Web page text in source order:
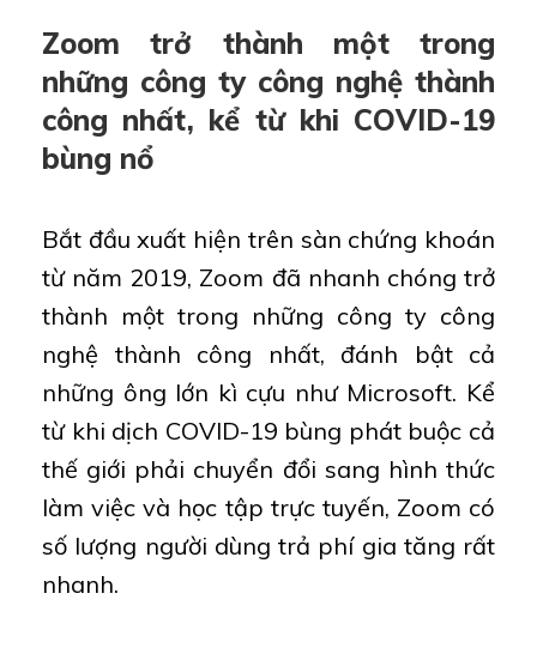
Zoom trở thành một trong
những công ty công nghệ thành
công nhất, kể từ khi COVID-19
bùng nổ
Bắt đầu xuất hiện trên sàn chứng khoán
từ năm 2019, Zoom đã nhanh chóng trở
thành một trong những công ty công
nghệ thành công nhất, đánh bật cả
những ông lớn kì cựu như Microsoft. Kể
từ khi dịch COVID-19 bùng phát buộc cả
thế giới phải chuyển đổi sang hình thức
làm việc và học tập trực tuyến, Zoom có
số lượng người dùng trả phí gia tăng rất
nhanh.